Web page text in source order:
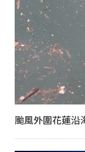
颱風外圍花蓮沿